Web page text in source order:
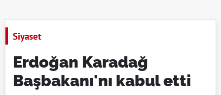
Siyaset
Erdoğan Karadağ
Başbakanı'nı kabul etti